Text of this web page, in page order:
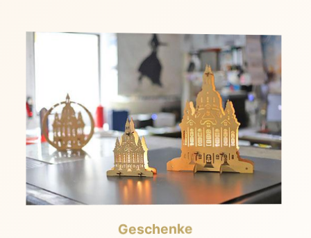
Geschenke